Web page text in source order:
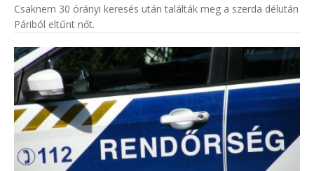
Csaknem 30 órányi keresés után találták meg a szerda délután
Páriból eltűnt nőt.